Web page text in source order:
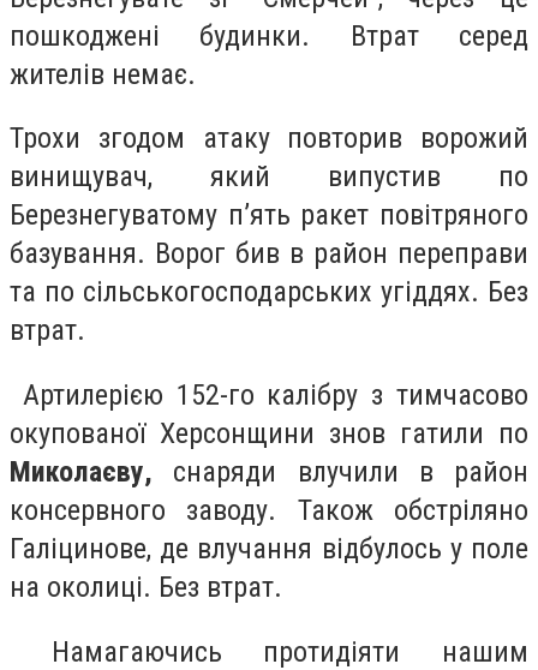
пошкоджені будинки. Втрат серед
жителів немає.
Трохи згодом атаку повторив ворожий
винищувач, який випустив по
Березнегуватому п’ять ракет повітряного
базування. Ворог бив в район переправи
та по сільськогосподарських угіддях. Без
втрат.
Артилерією 152-го калібру з тимчасово
окупованої Херсонщини знов гатили по
Миколаєву, снаряди влучили в район
консервного заводу. Також обстріляно
Галіцинове, де влучання відбулось у поле
на околиці. Без втрат.
Намагаючись протидіяти нашим